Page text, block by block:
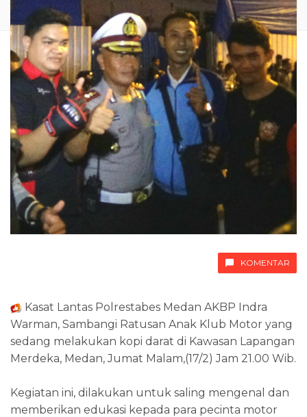
KOMENTAR
Kasat Lantas Polrestabes Medan AKBP Indra
Warman, Sambangi Ratusan Anak Klub Motor yang
sedang melakukan kopi darat di Kawasan Lapangan
Merdeka, Medan, Jumat Malam,(17/2) Jam 21.00 Wib.
Kegiatan ini, dilakukan untuk saling mengenal dan
memberikan edukasi kepada para pecinta motor